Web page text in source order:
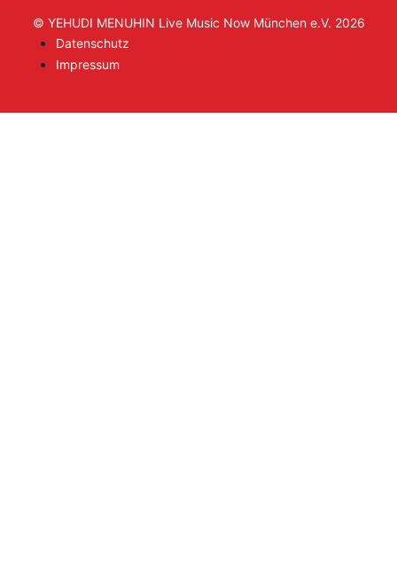
© YEHUDI MENUHIN Live Music Now München e.V. 2026
Datenschutz
Impressum